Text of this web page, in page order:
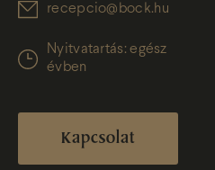
recepcio@bock.hu
Nyitvatartás: egész
évben
Kapcsolat